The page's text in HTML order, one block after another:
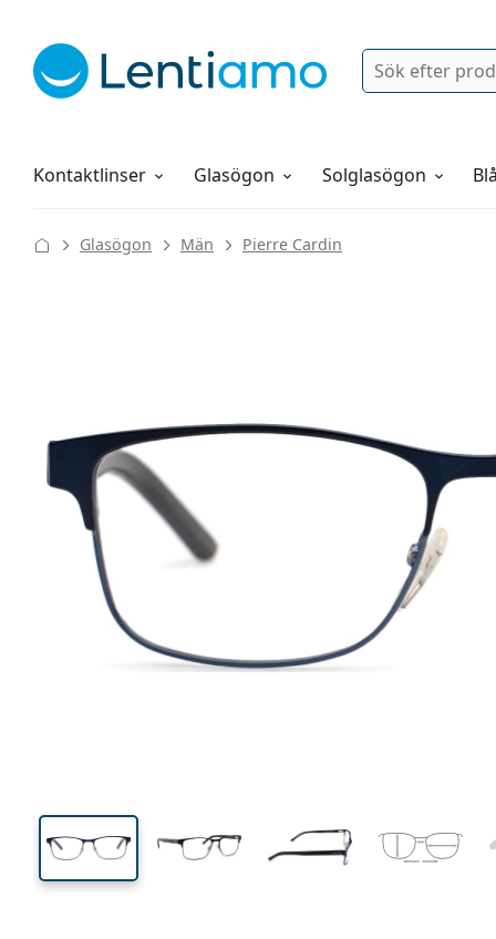
Sök
Kontaktlinser
Linsvätskor Glasögon Solglasögon
Allt om att handla hos oss
Glasögon Män Pierre Cardin
36 mm
Linshöjd
54 mm
Linsbredd
Linsbredd